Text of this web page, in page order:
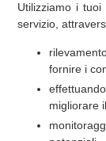
Utilizziamo i
servizio,
fornire i
migliorare